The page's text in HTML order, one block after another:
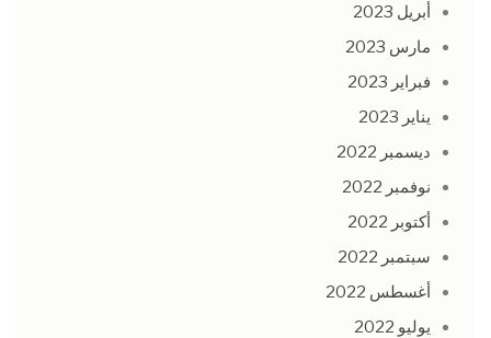
أبريل 2023
مارس 2023
فبراير 2023
يناير 2023
ديسمبر 2022
نوفمبر 2022
أكتوبر 2022
سبتمبر 2022
أغسطس 2022
يوليو 2022